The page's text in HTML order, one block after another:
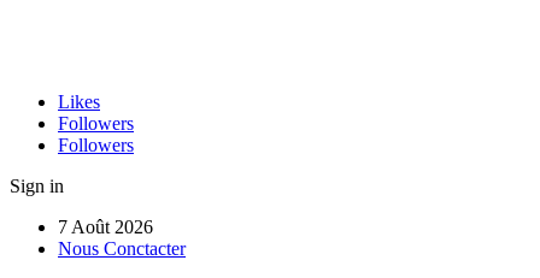
Likes
Followers
Followers
Sign in
7 Août 2026
Nous Conctacter